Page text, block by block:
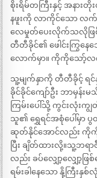
စိုးရိမ်တကြီးနှင့် အနား
နဖူးကို လာကိုင်သော လ
လေမှုတ်ပေးလိုက်သလိုဖြ
တီတီခိုင်၏ ဖေါင်းကြွနေ
လောက်မှာ။ ကိုကိုသော့်လ
သူ့မျက်နှာကို တီတီခိုင့် ရင်
ခိုင်ခိုင်ကျော်ဦး ဘာမှန်
ကြမ်းပေါ်သို့ ကွင်းလုံးကျွ
သူ၏ ရွှေရင်အစုံပေါ်မှာ
ဆုတ်နိုင်အောင်လည်း ကိုကို
ပြီး ချိတ်ထားလို့။သူ့ဘရာဇီ
လည်း ခပ်လျှော့လျှေ
ရမ်းခါနေသော နို့ကြီးနှစ်လုံ